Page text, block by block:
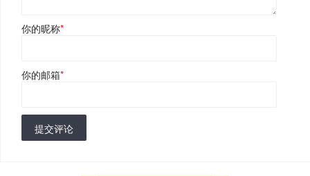
你的昵称*
你的邮箱*
提交评论